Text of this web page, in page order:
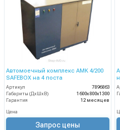
Автомоечный комплекс АМК 4/200
SAFEBOX на 4 поста
Артикул
7896863
Габариты (ДхШхВ)
1600х800х1300
Гарантия
12 месяцев
Цена
Запрос цены